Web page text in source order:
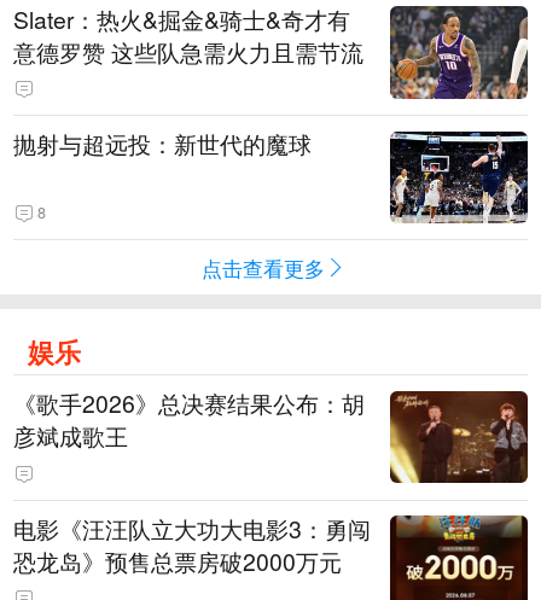
Slater：热火&掘金&骑士&奇才有
意德罗赞 这些队急需火力且需节流
抛射与超远投：新世代的魔球
8
点击查看更多
娱乐
《歌手2026》总决赛结果公布：胡
彦斌成歌王
电影《汪汪队立大功大电影3：勇闯
恐龙岛》预售总票房破2000万元